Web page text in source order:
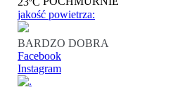
jakość powietrza:
BARDZO DOBRA
Facebook
Instagram